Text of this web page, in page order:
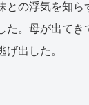
との浮気を知ら
た。母が出てき
げ出した。